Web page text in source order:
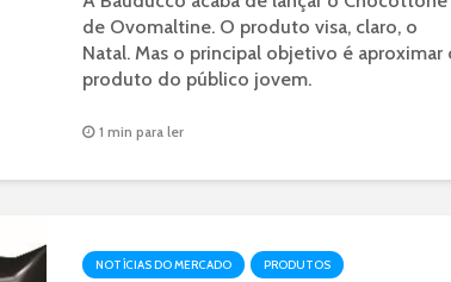
de Ovomaltine. O produto visa, claro, o
Natal. Mas o principal objetivo é aproximar
produto do público jovem.
1 min para ler
NOTÍCIAS DO MERCADO PRODUTOS